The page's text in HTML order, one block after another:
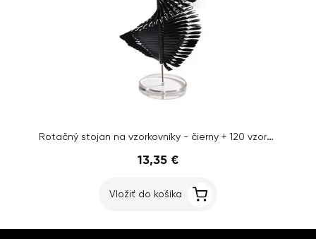
Rotačný stojan na vzorkovníky - čierny + 120 vzorkovníkov
13,35 €
Vložiť do košíka